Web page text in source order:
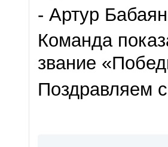
- Артур
Команда
звание
Поздравляем